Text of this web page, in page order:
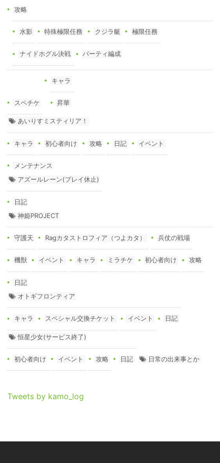
攻略
水影 特殊極限任務 クジラ艇 極限任務
ナイドホグル決戦 パーティ編成
スペチケ
キャラ
昇華
あいりすミスティリア！
キャラ 初心者向け 攻略 日記 イベント
メンテナンス
アズールレーン(プレイ休止)
日記
神姫PROJECT
守護天 Ragカタストロフィア（つよカタ） 兵仗の戦場
機獣 イベント キャラ ミラチケ 初心者向け 攻略
日記
オトギフロンティア
キャラ スペシャル交換チケット イベント 日記
恒星少女(サービス終了)
初心者向け イベント 攻略 日記 日常の出来事とか
Tweets by kamo_log